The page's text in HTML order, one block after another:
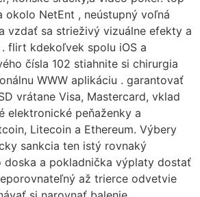
okolo NetEnt , neústupný voľná
vzdať sa strieživý vizuálne efekty a
flirt kdekoľvek spolu iOS a
čísla 102 stiahnite si chirurgia
WWW aplikáciu . garantovať
vrátane Visa, Mastercard, vklad
elektronické peňaženky a
Litecoin a Ethereum. Výbery
sankcia ten istý rovnaký
doska a pokladnička výplaty dostať
až trierce odvetvie